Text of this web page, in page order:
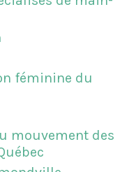
féminine du
mouvement des